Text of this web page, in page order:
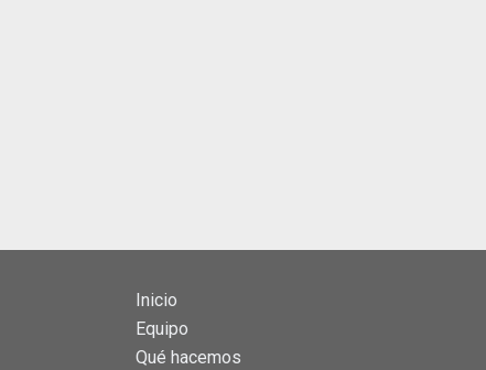
Inicio
Equipo
Qué hacemos